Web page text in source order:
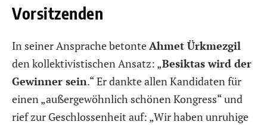
Vorsitzenden
In seiner Ansprache betonteAhmet Ürkmezgil
den kollektivistischen Ansatz: „Besiktas wird der
Gewinner sein.“ Er dankte allen Kandidaten für
einen „außergewöhnlich schönen Kongress“ und
rief zur Geschlossenheit auf: „Wir haben unruhige